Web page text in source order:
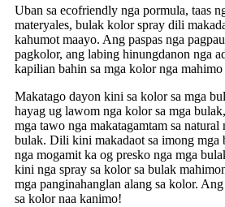
Uban sa ecofriendly nga pormula, taas
materyales, bulak kolor spray dili
kahumot maayo. Ang paspas nga
pagkolor, ang labing hinungdanon nga
kapilian bahin sa mga kolor nga
Makatago dayon kini sa kolor sa mga
hayag ug lawom nga kolor sa mga
mga tawo nga makatagamtam sa natural
bulak. Dili kini makadaot sa imong mga
nga mogamit ka og presko nga mga
kini nga spray sa kolor sa bulak
mga panginahanglan alang sa kolor.
sa kolor naa kanimo!